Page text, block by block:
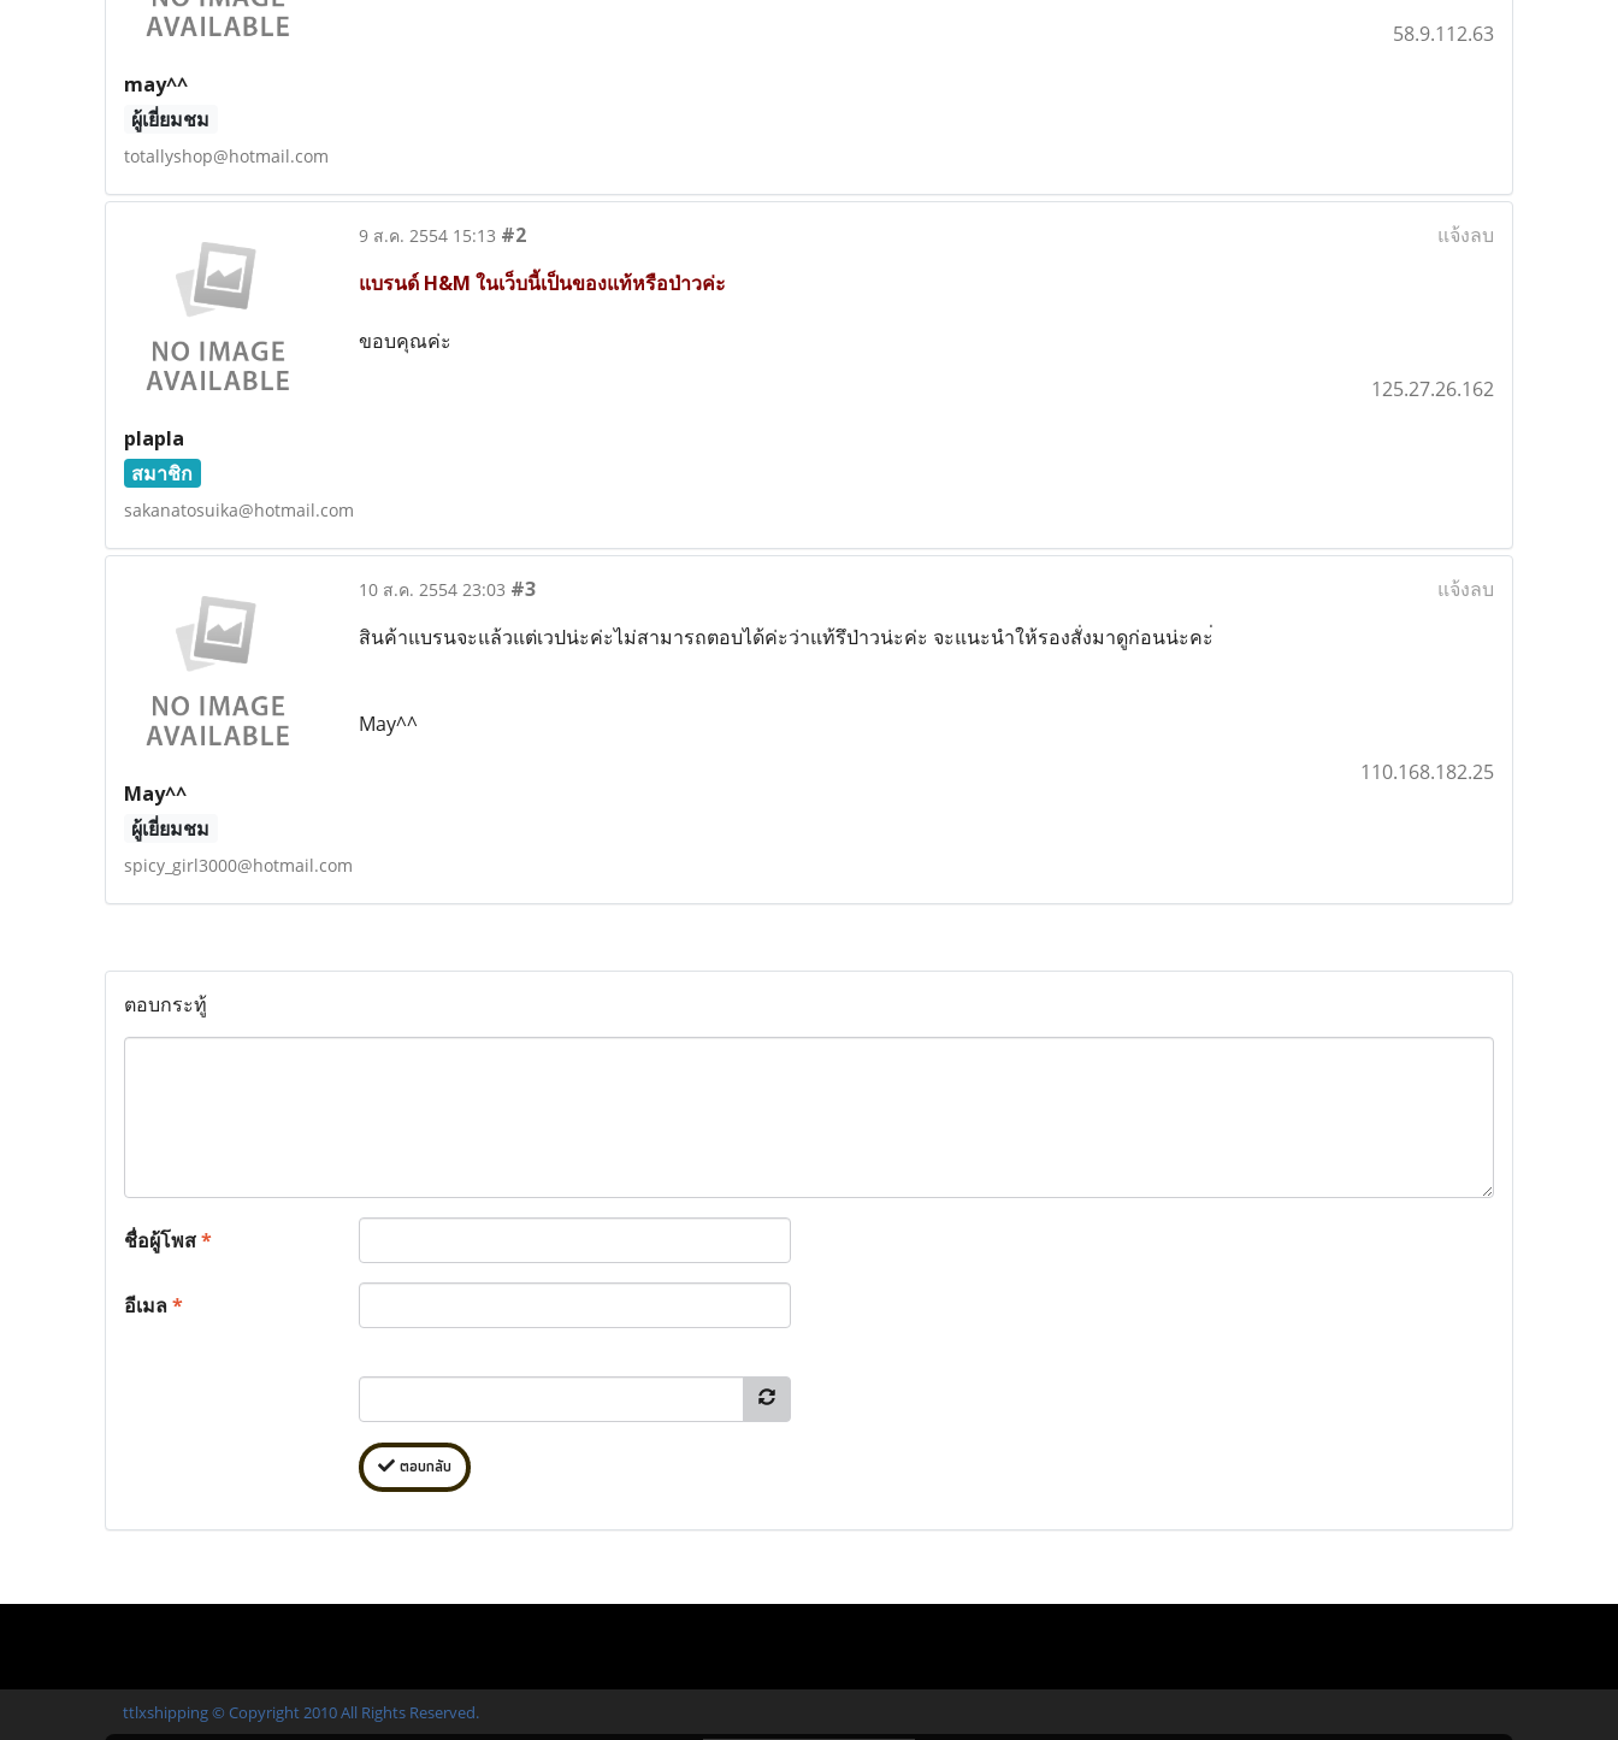
may^^
ผู้เยี่ยมชม
totallyshop@hotmail.com
58.9.112.63
plapla
สมาชิก
sakanatosuika@hotmail.com
9 ส.ค. 2554 15:13 #2
แจ้งลบ
แบรนด์ H&M ในเว็บนี้เป็นของแท้หรือป่าวค่ะ
ขอบคุณค่ะ
125.27.26.162
May^^
ผู้เยี่ยมชม
spicy_girl3000@hotmail.com
10 ส.ค. 2554 23:03 #3
แจ้งลบ
สินค้าแบรนจะแล้วแต่เวปน่ะค่ะไม่สามารถตอบได้ค่ะว่าแท้รึป่าวน่ะค่ะ จะแนะนำให้รองสั่งมาดูก่อนน่ะคะ่
May^^
110.168.182.25
ตอบกระทู้
ชื่อผู้โพส*
อีเมล*
ตอบกลับ
ttlxshipping © Copyright 2010 All Rights Reserved.